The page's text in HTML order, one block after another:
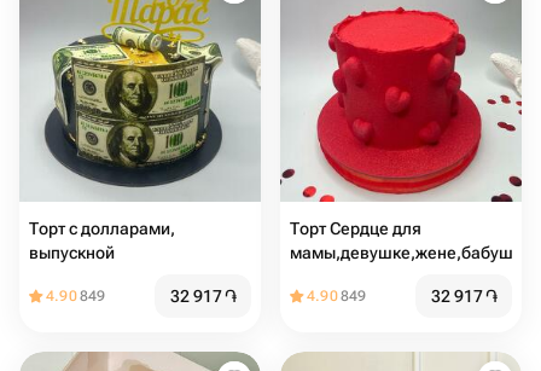
Торт с долларами,
выпускной
4.90849 32 917֏
Торт Сердце для
мамы,девушке,жене,бабушке
4.90849 32 917֏